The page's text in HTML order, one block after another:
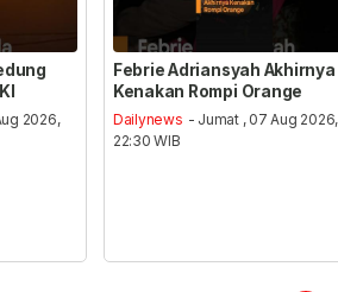
2026,
Febrie Adriansyah Akhirnya
Kenakan Rompi Orange
Dailynews - Jumat , 07 Aug 2026,
22:30 WIB